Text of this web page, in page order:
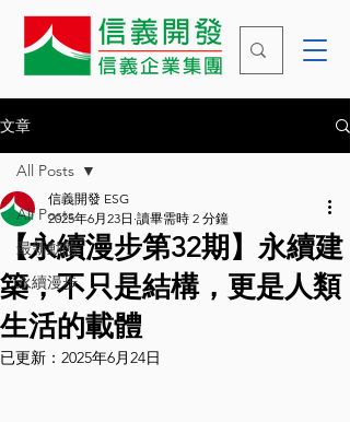
文章
All Posts
最新動態
永續漫步
All Posts
【永續漫步第32期】永續建
築，不只是結構，更是人類
生活的載體
信義開發 ESG
2025年6月23日 讀畢需時 2 分鐘
已更新： 2025年6月24日